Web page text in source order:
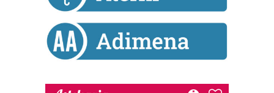
bazkideen zerrenda, beren ustez zein helburutarako
duten interes legitimoa eta horren aurka nola egin
dezakezun ikusteko.